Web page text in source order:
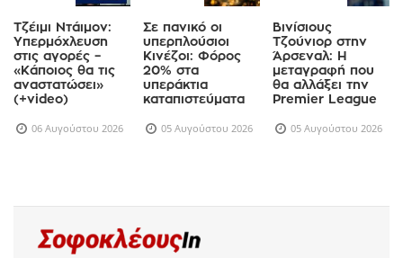
Τζέιμι Ντάιμον:
Υπερμόχλευση
στις αγορές –
«Κάποιος θα τις
αναστατώσει»
(+video)
06 Αυγούστου 2026
Σε πανικό οι
υπερπλούσιοι
Κινέζοι: Φόρος
20% στα
υπεράκτια
καταπιστεύματα
05 Αυγούστου 2026
Βινίσιους
Τζούνιορ στην
Άρσεναλ: Η
μεταγραφή που
θα αλλάξει την
Premier League
05 Αυγούστου 2026